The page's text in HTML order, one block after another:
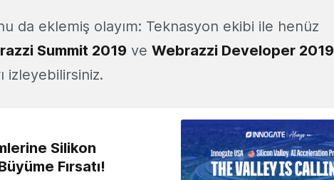
da eklemiş olayım: Teknasyon ekibi ile henüz
Summit 2019 ve Webrazzi Developer 2019
izleyebilirsiniz.
Silikon
Fırsatı!